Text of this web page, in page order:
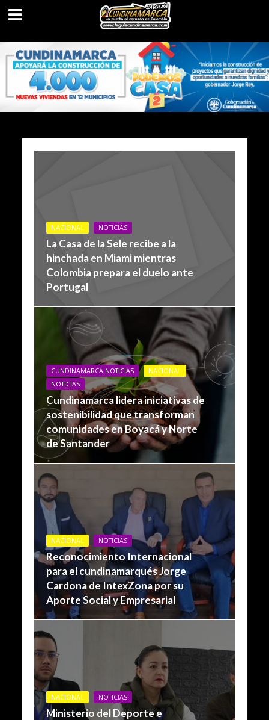
NACIONAL NOTICIAS
La Casa de la Sele recibe a la
hinchada en Miami mientras
Colombia prepara el duelo ante
Portugal
CUNDINAMARCA NOTICIAS
NACIONAL
NOTICIAS
Cundinamarca lidera iniciativas de
sostenibilidad que transforman
comunidades en Boyacá y Norte
de Santander
NACIONAL NOTICIAS
Reconocimiento Internacional
para el cundinamarqués Jorge
Cardona de IntexZona por su
Aporte Social y Empresarial
NACIONAL NOTICIAS
Ministerio del Deporte e